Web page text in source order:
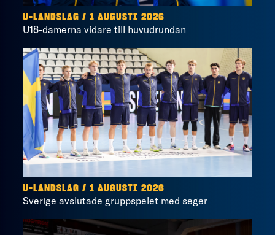
U-LANDSLAG / 1 AUGUSTI 2026
U18-damerna vidare till huvudrundan
U-LANDSLAG / 1 AUGUSTI 2026
Sverige avslutade gruppspelet med seger